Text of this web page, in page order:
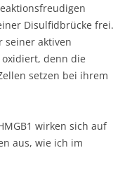
Disulfidbrücke frei.
seiner aktiven
denn die
setzen bei ihrem
wirken sich auf
aus, wie ich im